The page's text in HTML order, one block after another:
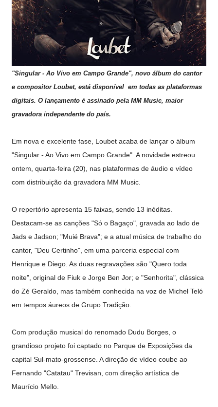
"Singular - Ao Vivo em Campo Grande", novo álbum do cantor
e compositor Loubet, está disponível em todas as plataformas
digitais. O lançamento é assinado pela MM Music, maior
gravadora independente do país.
Em nova e excelente fase, Loubet acaba de lançar o álbum
"Singular - Ao Vivo em Campo Grande". A novidade estreou
ontem, quarta-feira (20), nas plataformas de áudio e vídeo
com distribuição da gravadora MM Music.
O repertório apresenta 15 faixas, sendo 13 inéditas.
Destacam-se as canções "Só o Bagaço", gravada ao lado de
Jads e Jadson; "Muié Brava"; e a atual música de trabalho do
cantor, "Deu Certinho", em uma parceria especial com
Henrique e Diego. As duas regravações são "Quero toda
noite", original de Fiuk e Jorge Ben Jor; e "Senhorita", clássica
do Zé Geraldo, mas também conhecida na voz de Michel Teló
em tempos áureos de Grupo Tradição.
Com produção musical do renomado Dudu Borges, o
grandioso projeto foi captado no Parque de Exposições da
capital Sul-mato-grossense. A direção de vídeo coube ao
Fernando "Catatau" Trevisan, com direção artística de
Maurício Mello.